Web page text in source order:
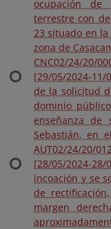
ocupación
terrestre con
23 situado en
zona de
CNC02/24/20/
[29/05/2024-
de la solicitud
dominio
enseñanza
Sebastián, en
AUT02/24/20/
[28/05/2024-
incoación y se
de
margen